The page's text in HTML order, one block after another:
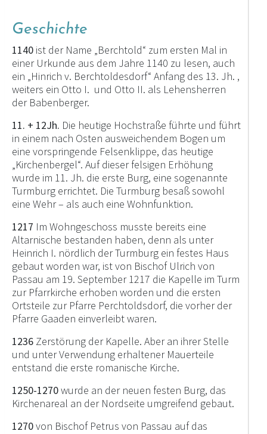
Geschichte
1140 ist der Name „Berchtold“ zum ersten Mal in
einer Urkunde aus dem Jahre 1140 zu lesen, auch
ein „Hinrich v. Berchtoldesdorf“ Anfang des 13. Jh. ,
weiters ein Otto I. und Otto II. als Lehensherren
der Babenberger.
11. + 12Jh. Die heutige Hochstraße führte und führt
in einem nach Osten ausweichendem Bogen um
eine vorspringende Felsenklippe, das heutige
„Kirchenbergel“. Auf dieser felsigen Erhöhung
wurde im 11. Jh. die erste Burg, eine sogenannte
Turmburg errichtet. Die Turmburg besaß sowohl
eine Wehr – als auch eine Wohnfunktion.
1217 Im Wohngeschoss musste bereits eine
Altarnische bestanden haben, denn als unter
Heinrich I. nördlich der Turmburg ein festes Haus
gebaut worden war, ist von Bischof Ulrich von
Passau am 19. September 1217 die Kapelle im Turm
zur Pfarrkirche erhoben worden und die ersten
Ortsteile zur Pfarre Perchtoldsdorf, die vorher der
Pfarre Gaaden einverleibt waren.
1236 Zerstörung der Kapelle. Aber an ihrer Stelle
und unter Verwendung erhaltener Mauerteile
entstand die erste romanische Kirche.
1250-1270wurde an der neuen festen Burg, das
Kirchenareal an der Nordseite umgreifend gebaut.
1270von Bischof Petrus von Passau auf das